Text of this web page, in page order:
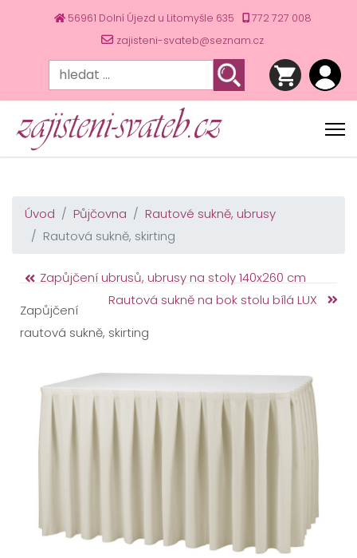
56961 Dolní Újezd u Litomyšle 635
772 727 008
zajisteni-svateb@seznam.cz
Úvod Půjčovna
Rautové sukně, ubrusy
Rautová sukně, skirting
Zapůjčení ubrusů, ubrusy na stoly 140x260 cm
Rautová sukně na bok stolu bílá LUX
Zapůjčení
rautová sukně, skirting